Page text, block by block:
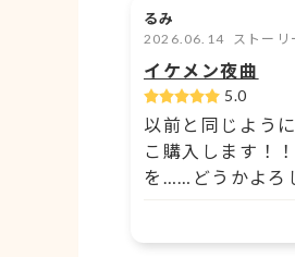
るみ
2026.06.14 ストーリ
イケメン夜曲
5.0
以前と同じよう
こ購入します！
を……どうかよろ